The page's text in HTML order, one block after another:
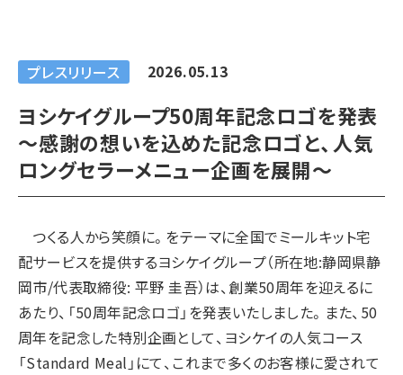
プレスリリース 2026.05.13
ヨシケイグループ50周年記念ロゴを発表
～感謝の想いを込めた記念ロゴと、人気
ロングセラーメニュー企画を展開～
つくる人から笑顔に。をテーマに全国でミールキット宅
配サービスを提供するヨシケイグループ（所在地:静岡県静
岡市/代表取締役: 平野 圭吾）は、創業50周年を迎えるに
あたり、「50周年記念ロゴ」を発表いたしました。また、50
周年を記念した特別企画として、ヨシケイの人気コース
「Standard Meal」にて、これまで多くのお客様に愛されて